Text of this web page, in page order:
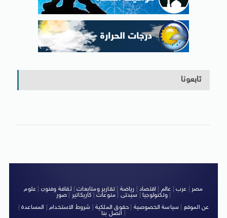
تابعونا
مصر عرب عالم اقتصاد رياضة |تقارير ومتابعات|ثقافة وفنون
علوم
وتكنولوجيا| سيدتى منوعات كاريكاتير صور
|
عن الموقع
سياسة الخصوصية حقوق الملكية شروط الاستخدام| المساعدة|
اتصل بنا